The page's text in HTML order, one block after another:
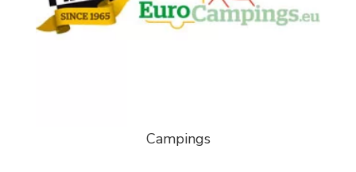
Campings